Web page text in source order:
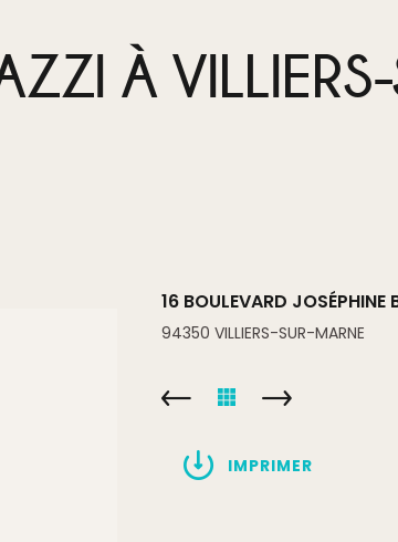
À
16 BOULEVARD JOSÉPHINE
94350 VILLIERS-SUR-MARNE
IMPRIMER